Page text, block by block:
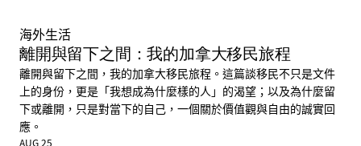
海外生活
離開與留下之間：我的加拿大移民旅程
離開與留下之間，我的加拿大移民旅程。這篇談移民不只是文件
上的身份，更是「我想成為什麼樣的人」的渴望；以及為什麼留
下或離開，只是對當下的自己，一個關於價值觀與自由的誠實回
應。
AUG 25